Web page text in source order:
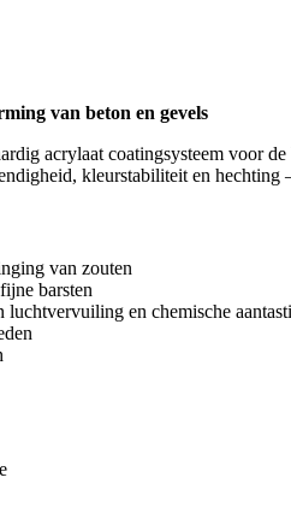
van beton en gevels
acrylaat coatingsysteem voor
kleurstabiliteit en
van zouten
barsten
luchtvervuiling en chemische